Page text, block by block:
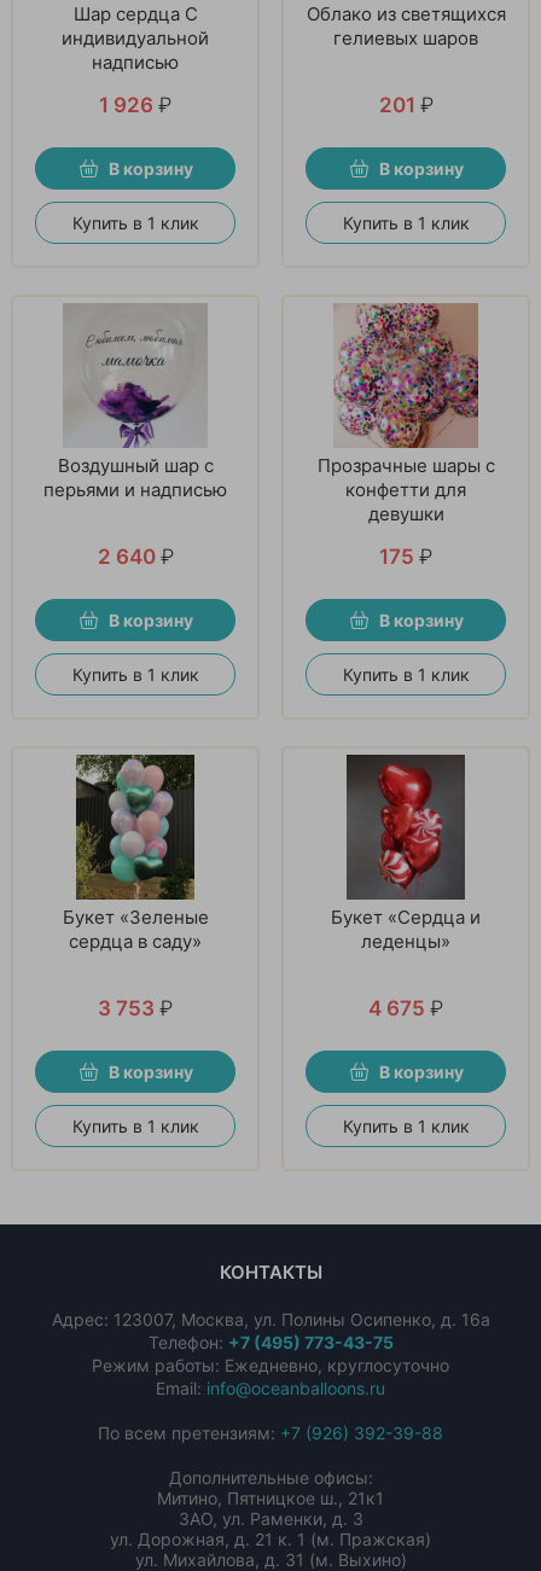
Шар сердца С
индивидуальной
надписью
1 926 ₽
В корзину
Купить в 1 клик
Облако из светящихся
гелиевых шаров
201 ₽
В корзину
Купить в 1 клик
Воздушный шар с
перьями и надписью
2 640 ₽
В корзину
Купить в 1 клик
Прозрачные шары с
конфетти для
девушки
175 ₽
В корзину
Купить в 1 клик
Букет «Зеленые
сердца в саду»
3 753 ₽
В корзину
Купить в 1 клик
Букет «Сердца и
леденцы»
4 675 ₽
В корзину
Купить в 1 клик
КОНТАКТЫ
Адрес: 123007, Москва, ул. Полины Осипенко, д. 16а
Телефон: +7 (495) 773-43-75
Режим работы: Ежедневно, круглосуточно
Email: info@oceanballoons.ru
По всем претензиям: +7 (926) 392-39-88
Дополнительные офисы:
Митино, Пятницкое ш., 21к1
ЗАО, ул. Раменки, д. 3
ул. Дорожная, д. 21 к. 1 (м. Пражская)
ул. Михайлова, д. 31 (м. Выхино)